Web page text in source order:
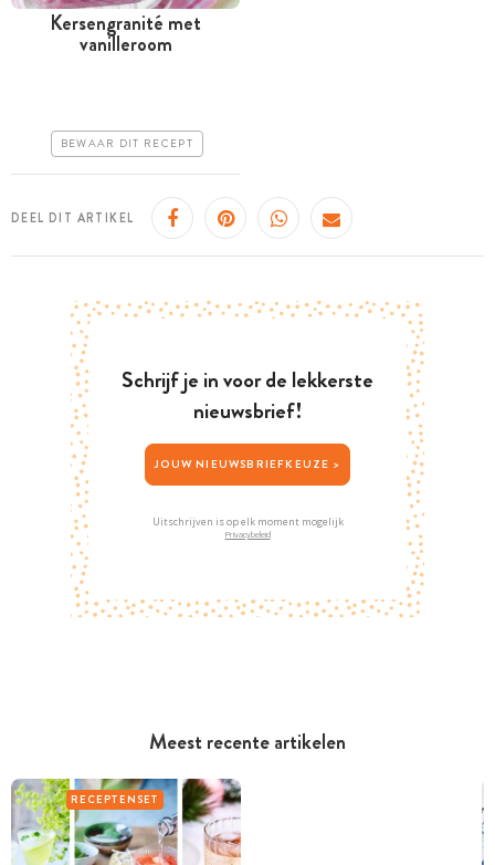
Meest recente artikelen
RECEPTENSET
Meer dan 1 uur
Makkelijk
Kersengranité met
vanilleroom
BEWAAR DIT RECEPT
DEEL DIT ARTIKEL
Schrijf je in voor de lekkerste
nieuwsbrief!
JOUW NIEUWSBRIEFKEUZE >
Uitschrijven is op elk moment mogelijk
Privacybeleid